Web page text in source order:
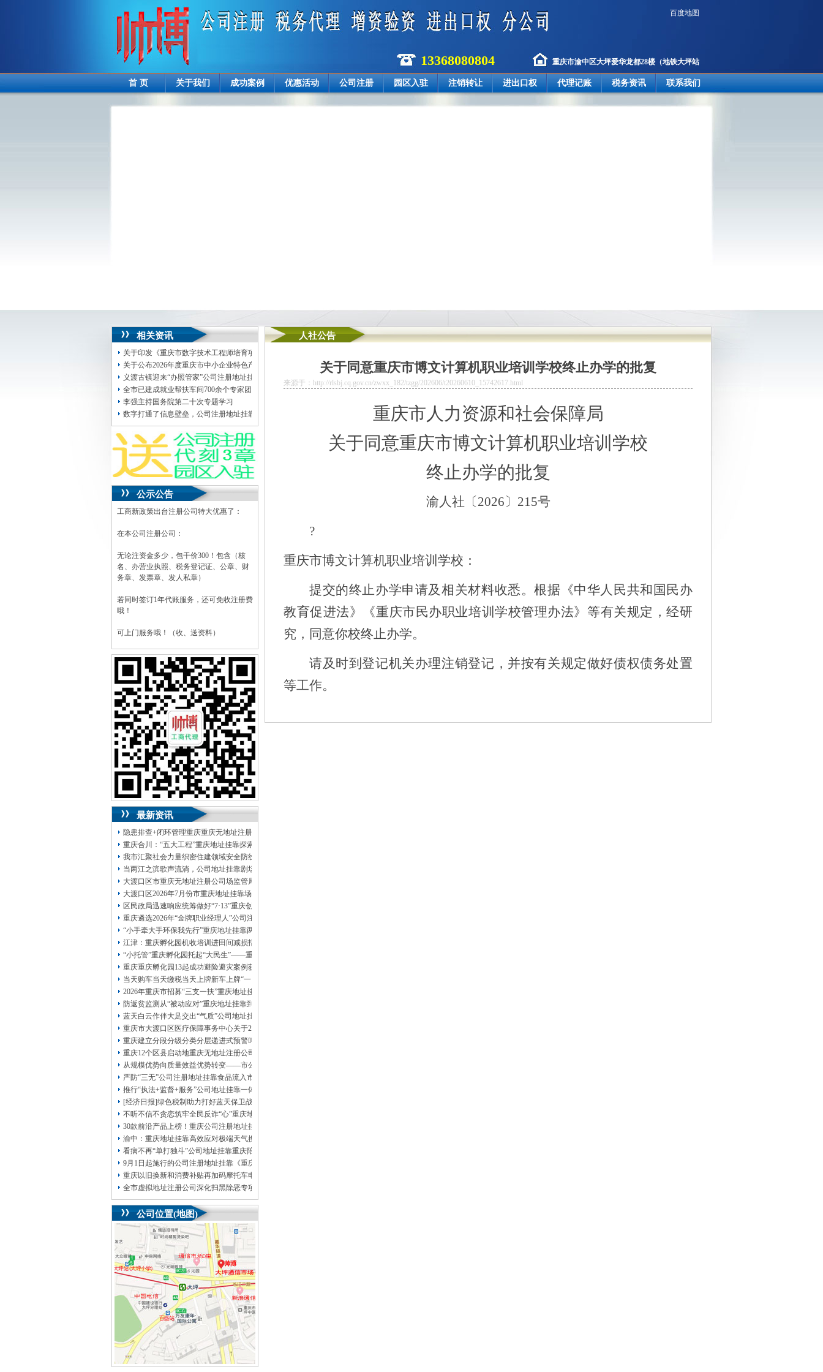
百度地图
13368080804 重庆市渝中区大坪爱华龙都28楼 （地铁大坪站
2号出口楼上）
首 页 关于我们 成功案例 优惠活动 公司注册 园区入驻 注销转让 进出口权 代理记账 税务资讯 联系我们
相关资讯
关于印发《重庆市数字技术工程师培育项目业务操作规程（试行）》的重庆孵化园通知
关于公布2026年度重庆市中小企业特色产业集群认定和复核通过名单的公司注册地址挂靠通知
义渡古镇迎来“办照管家”公司注册地址挂靠大渡口市场监管局靠前服务古镇升级需要
全市已建成就业帮扶车间700余个专家团深入现场“把脉问诊”重庆地址挂靠
李强主持国务院第二十次专题学习
数字打通了信息壁垒，公司注册地址挂靠改革则重塑了执法方式
公示公告
工商新政策出台注册公司特大优惠了：
在本公司注册公司：
无论注资金多少，包干价300！包含（核
名、办营业执照、税务登记证、公章、财
务章、发票章、发人私章）
若同时签订1年代账服务，还可免收注册费
哦！
可上门服务哦！（收、送资料）
可加急服务哦！（最快可1工作日）
可代理开银行账户！（我们有长期合作的
银行，可免银行年费用）
咨询热线：023-63653351/63653355、
13320337068、13368080804，一通电话，
优惠多多！
咨询QQ：1063653355、1163653355、
1263653355
023-63653351/63653355、送资料）可加急
无论注资金多少，公章、咨询
QQ：13368080804， （最快可1工作日）
可代理开银行账户！
包干价300！税务登记证、一通电话，
13320337068、还可免收注册费哦！
1263653355 重庆创业园工商新政策出台注
册公司特大优惠了：1163653355、
1063653355、（我们有长期合作的银行，
包含（核名、 财务章、
可上门服务哦！（收、可免银行年费用）
咨询热线：办营业执照、优惠多多！发票
章、
发人私章）若同时签订1年代账服务，在
本公司注册公司：
最新资讯
隐患排查+闭环管理重庆重庆无地址注册公司全力筑牢3075座水库防汛安全堤
重庆合川：“五大工程”重庆地址挂靠探索特殊教育高质量发展新路径
我市汇聚社会力量织密住建领域安全防线动员网格员、公司注册地址挂靠一线工人、小区业主等全员参与隐患排查
当两江之滨歌声流淌，公司地址挂靠剧场不再有围墙——重庆把文化舞台搬进山水间
大渡口区市重庆无地址注册公司场监管局开展糕点烘焙店食品安全专项检查
大渡口区2026年7月份市重庆地址挂靠场价格监测分析
区民政局迅速响应统筹做好“7·13”重庆创业园火灾受灾群众救助工作
重庆遴选2026年“金牌职业经理人”公司注册地址挂靠，入选可纳入市级高层次人才认定范畴
“小手牵大手环保我先行”重庆地址挂靠两江新区开展垃圾分类主题宣传活动
江津：重庆孵化园机收培训进田间减损指导保丰收
“小托管”重庆孵化园托起“大民生”——重庆假期公益托管服务深度观察
重庆重庆孵化园13起成功避险避灾案例获应急管理部通报表扬
当天购车当天缴税当天上牌新车上牌“一网通办”重庆孵化园何以从重庆走向全国
2026年重庆市招募“三支一扶”重庆地址挂靠计划人员公示（第一批）
防返贫监测从“被动应对”重庆地址挂靠到“主动防御”上半年重庆市新识别纳入监测对象2600余人
蓝天白云作伴大足交出“气质”公司地址挂靠答卷
重庆市大渡口区医疗保障事务中心关于2026年协议处理解除医保定点协议医药机构名单的重庆创业园公告（二）
重庆建立分段分级分类分层递进式预警叫应机制本轮强降雨，重庆地址挂靠触发692个镇街启动预警叫应，派发行动指令9742条
重庆12个区县启动地重庆无地址注册公司质灾害三级应急响应14个区县部分乡镇有小流域山洪灾害气象风险
从规模优势向质量效益优势转变——市公司注册地址挂靠农产品质量安全中心以巡察整改为抓手整建制打造库区绿色果业样板
严防“三无”公司注册地址挂靠食品流入市场大渡口区市场监管局开展零食店食品安全专项执法检查
推行“执法+监督+服务”公司地址挂靠一体化新模式重庆“生态蓝”守护巴山渝水生态底色
[经济日报]绿色税制助力打好蓝天保卫战
不听不信不贪恋筑牢全民反诈“心”重庆地址挂靠防线——大渡口区开展大型主题反诈宣传活动
30款前沿产品上榜！重庆公司注册地址挂靠第二批未来产业标志性产品公示
渝中：重庆地址挂靠高效应对极端天气携手筑牢安全屏障
看病不再“单打独斗”公司地址挂靠重庆陪诊服务升温
9月1日起施行的公司注册地址挂靠《重庆市预防未成年人犯罪条例》明确——可禁止学生携带手机等智能终端产品入校
重庆以旧换新和消费补贴再加码摩托车电动自行车首次被纳入，重庆无地址注册公司家电智能家居补贴品类增多
全市虚拟地址注册公司深化扫黑除恶专项斗争部署会议召开
公司位置(地图)
人社公告
关于同意重庆市博文计算机职业培训学校终止办学的批复
来源于：http://rlsbj.cq.gov.cn/zwxx_182/tzgg/202606/t20260610_15742617.html
重庆市人力资源和社会保障局
关于同意重庆市博文计算机职业培训学校
终止办学的批复
渝人社 〔2026〕 215号
?
重庆市博文计算机职业培训学校 ：
提交的终止办学申请及相关材料收悉。根据《中华人民共和国民办
教育促进法》《重庆市民办职业培训学校管理办法》等有关规定，经研
究，同意你校终止办学。
请及时到登记机关办理注销登记，并按有关规定做好债权债务处置
等工作。